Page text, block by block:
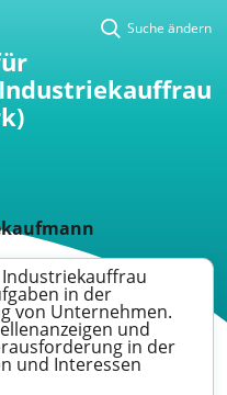
Suche ändern
in der
von Unternehmen.
und
in der
und Interessen